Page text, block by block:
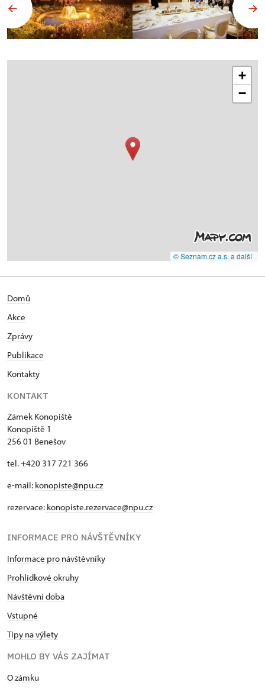
+
−
© Seznam.cz a.s. a další
Domů
Akce
Zprávy
Publikace
Kontakty
KONTAKT
Zámek Konopiště
Konopiště 1
256 01 Benešov
tel. +420 317 721 366
e-mail: konopiste@npu.cz
rezervace: konopiste.rezervace@npu.cz
INFORMACE PRO NÁVŠTĚVNÍKY
Informace pro návštěvníky
Prohlídkové okruhy
Návštěvní doba
Vstupné
Tipy na výlety
MOHLO BY VÁS ZAJÍMAT
O zámku